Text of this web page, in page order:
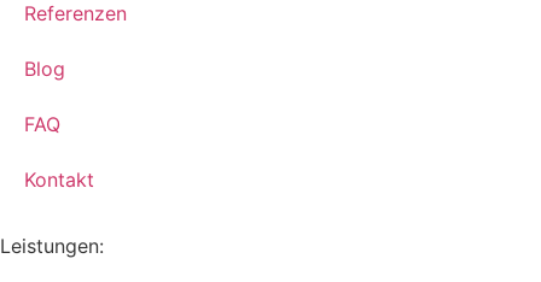
Referenzen
Blog
FAQ
Kontakt
Leistungen: